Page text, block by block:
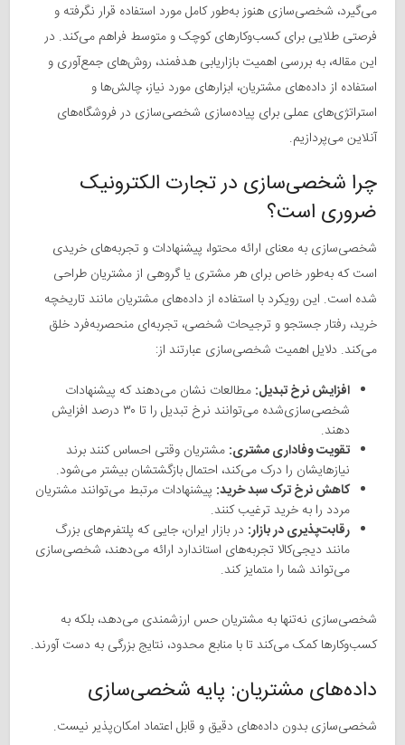
می‌گیرد، شخصی‌سازی هنوز به‌طور کامل مورد استفاده قرار نگرفته و
فرصتی طلایی برای کسب‌وکارهای کوچک و متوسط فراهم می‌کند. در
این مقاله، به بررسی اهمیت بازاریابی هدفمند، روش‌های جمع‌آوری و
استفاده از داده‌های مشتریان، ابزارهای مورد نیاز، چالش‌ها و
استراتژی‌های عملی برای پیاده‌سازی شخصی‌سازی در فروشگاه‌های
آنلاین می‌پردازیم.
چرا شخصی‌سازی در تجارت الکترونیک
ضروری است؟
شخصی‌سازی به معنای ارائه محتوا، پیشنهادات و تجربه‌های خریدی
است که به‌طور خاص برای هر مشتری یا گروهی از مشتریان طراحی
شده است. این رویکرد با استفاده از داده‌های مشتریان مانند تاریخچه
خرید، رفتار جستجو و ترجیحات شخصی، تجربه‌ای منحصربه‌فرد خلق
می‌کند. دلایل اهمیت شخصی‌سازی عبارتند از:
افزایش نرخ تبدیل: مطالعات نشان می‌دهند که پیشنهادات
شخصی‌سازی‌شده می‌توانند نرخ تبدیل را تا ۳۰ درصد افزایش
دهند.
تقویت وفاداری مشتری: مشتریان وقتی احساس کنند برند
نیازهایشان را درک می‌کند، احتمال بازگشتشان بیشتر می‌شود.
کاهش نرخ ترک سبد خرید: پیشنهادات مرتبط می‌توانند مشتریان
مردد را به خرید ترغیب کنند.
رقابت‌پذیری در بازار: در بازار ایران، جایی که پلتفرم‌های بزرگ
مانند دیجی‌کالا تجربه‌های استاندارد ارائه می‌دهند، شخصی‌سازی
می‌تواند شما را متمایز کند.
شخصی‌سازی نه‌تنها به مشتریان حس ارزشمندی می‌دهد، بلکه به
کسب‌وکارها کمک می‌کند تا با منابع محدود، نتایج بزرگی به دست آورند.
داده‌های مشتریان: پایه شخصی‌سازی
شخصی‌سازی بدون داده‌های دقیق و قابل اعتماد امکان‌پذیر نیست.